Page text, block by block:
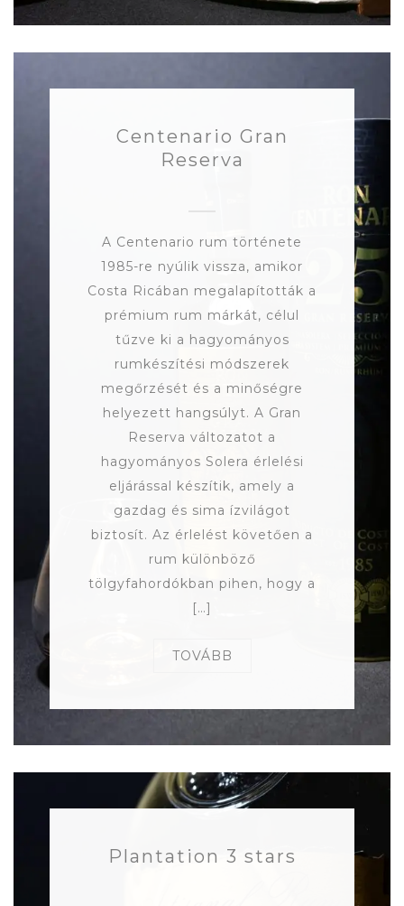
Centenario Gran
Reserva
A Centenario rum története
1985-re nyúlik vissza, amikor
Costa Ricában megalapították a
prémium rum márkát, célul
tűzve ki a hagyományos
rumkészítési módszerek
megőrzését és a minőségre
helyezett hangsúlyt. A Gran
Reserva változatot a
hagyományos Solera érlelési
eljárással készítik, amely a
gazdag és sima ízvilágot
biztosít. Az érlelést követően a
rum különböző
tölgyfahordókban pihen, hogy a
[…]
TOVÁBB
Plantation 3 stars